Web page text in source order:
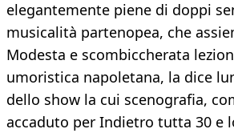
elegantemente piene di doppi
musicalità partenopea, che
Modesta e scombiccherata
umoristica napoletana, la dice
dello show la cui scenografia,
accaduto per Indietro tutta 30 e